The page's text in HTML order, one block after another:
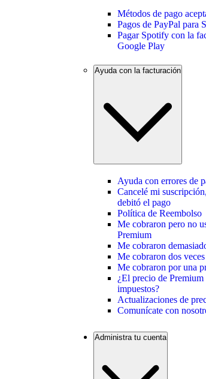
Métodos de pago
Pagos de PayPal para
Pagar Spotify con la
Google Play
Ayuda con la facturación
Ayuda con errores de
Cancelé mi
debitó el pago
Política de Reembolso
Me cobraron pero no
Premium
Me cobraron
Me cobraron dos veces
Me cobraron por una
¿El precio de
impuestos?
Actualizaciones de
Comunícate con
Administra tu cuenta